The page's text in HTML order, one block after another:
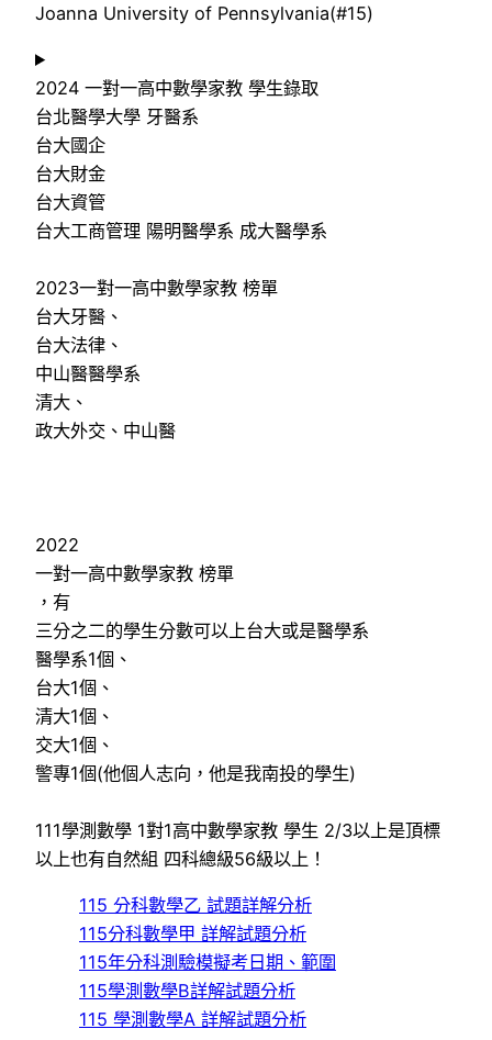
Joanna University of Pennsylvania(#15)
2024 一對一高中數學家教 學生錄取
台北醫學大學 牙醫系
台大國企
台大財金
台大資管
台大工商管理 陽明醫學系 成大醫學系
2023一對一高中數學家教 榜單
台大牙醫、
台大法律、
中山醫醫學系
清大、
政大外交、中山醫
2022
一對一高中數學家教 榜單
，有
三分之二的學生分數可以上台大或是醫學系
醫學系1個、
台大1個、
清大1個、
交大1個、
警專1個(他個人志向，他是我南投的學生)
111學測數學 1對1高中數學家教 學生 2/3以上是頂標
以上也有自然組 四科總級56級以上！
115 分科數學乙 試題詳解分析
115分科數學甲 詳解試題分析
115年分科測驗模擬考日期、範圍
115學測數學B詳解試題分析
115 學測數學A 詳解試題分析